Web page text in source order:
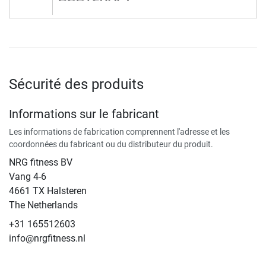
Sécurité des produits
Informations sur le fabricant
Les informations de fabrication comprennent l'adresse et les
coordonnées du fabricant ou du distributeur du produit.
NRG fitness BV
Vang 4-6
4661 TX Halsteren
The Netherlands
+31 165512603
info@nrgfitness.nl